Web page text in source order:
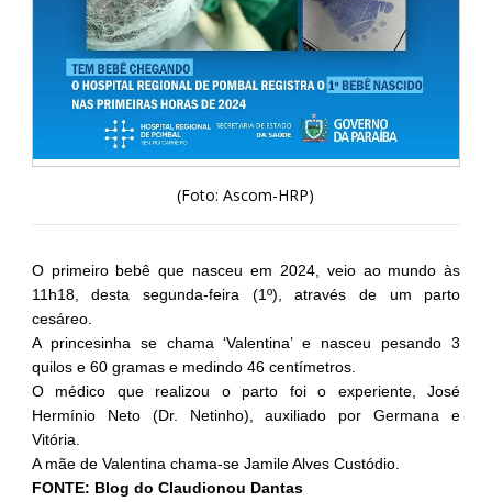
(Foto: Ascom-HRP)
O primeiro bebê que nasceu em 2024, veio ao mundo às
11h18, desta segunda-feira (1º), através de um parto
cesáreo.
A princesinha se chama ‘Valentina’ e nasceu pesando 3
quilos e 60 gramas e medindo 46 centímetros.
O médico que realizou o parto foi o experiente, José
Hermínio Neto (Dr. Netinho), auxiliado por Germana e
Vitória.
A mãe de Valentina chama-se Jamile Alves Custódio.
FONTE: Blog do Claudionou Dantas